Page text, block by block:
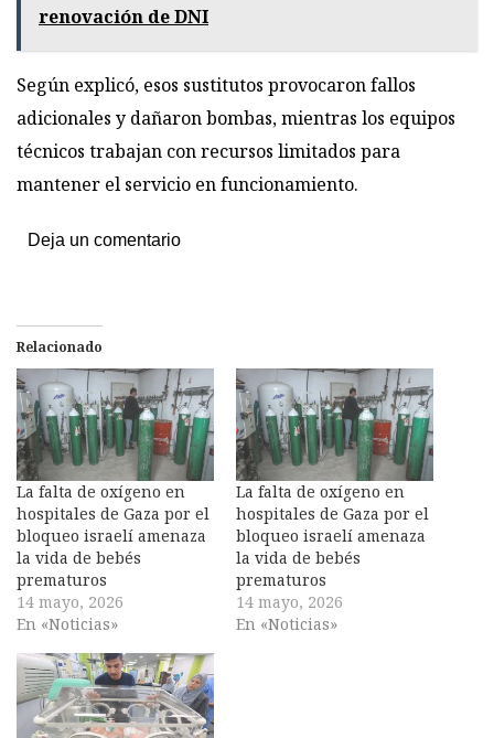
renovación de DNI
Según explicó, esos sustitutos provocaron fallos
adicionales y dañaron bombas, mientras los equipos
técnicos trabajan con recursos limitados para
mantener el servicio en funcionamiento.
Deja un comentario
Relacionado
La falta de oxígeno en
hospitales de Gaza por el
bloqueo israelí amenaza
la vida de bebés
prematuros
14 mayo, 2026
En «Noticias»
La falta de oxígeno en
hospitales de Gaza por el
bloqueo israelí amenaza
la vida de bebés
prematuros
14 mayo, 2026
En «Noticias»